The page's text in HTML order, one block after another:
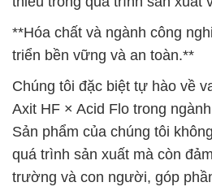
**Hóa chất và ngành công
triển bền vững và an toàn.**
Chúng tôi đặc biệt tự hào về
Axit HF × Acid Flo trong
Sản phẩm của chúng tôi
quá trình sản xuất mà còn
trường và con người, góp